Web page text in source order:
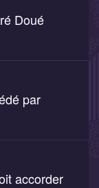
Doué
par
accorder